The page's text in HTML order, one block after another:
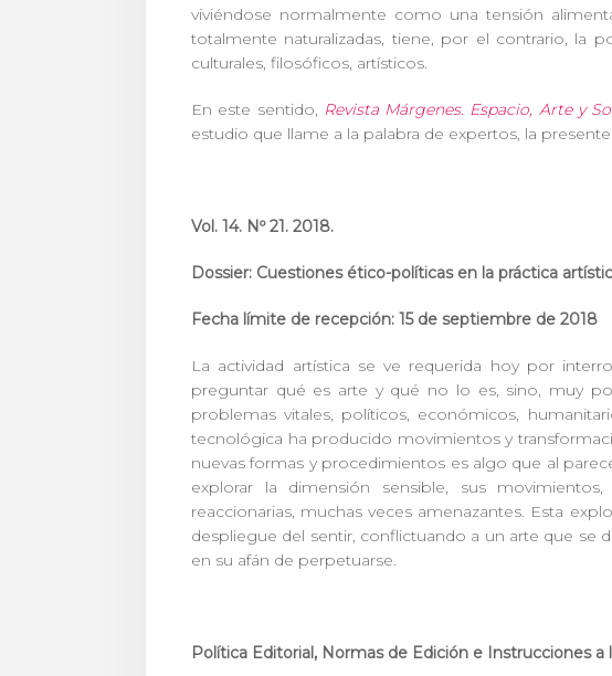
viviéndose normalmente como una tensión
totalmente naturalizadas, tiene, por el contrario, la
culturales, filosóficos, artísticos.
En este sentido, Revista Márgenes. Espacio, Arte y
estudio que llame a la palabra de expertos, la
Vol. 14. Nº 21. 2018.
Dossier: Cuestiones ético-políticas en la práctica
Fecha límite de recepción: 15 de septiembre de 2018
La actividad artística se ve requerida hoy por
preguntar qué es arte y qué no lo es, sino, muy
problemas vitales, políticos, económicos,
tecnológica ha producido movimientos y
nuevas formas y procedimientos es algo que al
explorar la dimensión sensible, sus
reaccionarias, muchas veces amenazantes. Esta
despliegue del sentir, conflictuando a un arte que se
en su afán de perpetuarse.
Política Editorial, Normas de Edición e Instrucciones a